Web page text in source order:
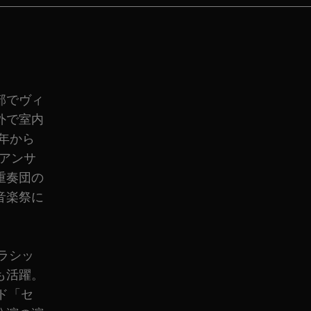
でヴィ
で室内
から
ンサ
奏団の
楽祭に
シッ
躍。
「セ